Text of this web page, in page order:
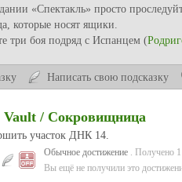
«Спектакль» просто
которые носят ящики.
три боя подряд с Испанцем (
Написать свою подсказку
Vault / Сокровищница
участок ДНК 14.
Обычное достижение . Получено
Вы ещё не получили это